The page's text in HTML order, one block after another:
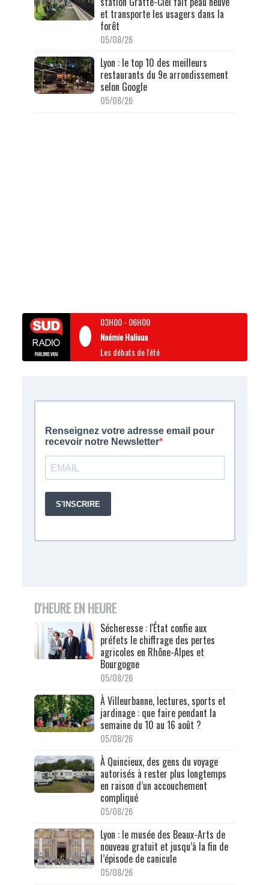
et transporte les usagers dans la
forêt
05/08/26
Lyon : le top 10 des meilleurs
restaurants du 9e arrondissement
selon Google
05/08/26
03H00- 06H00
Noémie Halioua
Les débats de l'été
D'HEURE EN HEURE
Sécheresse : l'État confie aux
préfets le chiffrage des pertes
agricoles en Rhône-Alpes et
Bourgogne
05/08/26
À Villeurbanne, lectures, sports et
jardinage : que faire pendant la
semaine du 10 au 16 août ?
05/08/26
À Quincieux, des gens du voyage
autorisés à rester plus longtemps
en raison d’un accouchement
compliqué
05/08/26
Lyon : le musée des Beaux-Arts de
nouveau gratuit et jusqu’à la fin de
l’épisode de canicule
05/08/26